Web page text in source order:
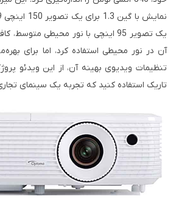
یک تصویر 95 اینچی با نور محیطی
آن در نور محیطی استفاده کرد، اما برای
تنظیمات ویدیوی بهینه آن، از این ویدئو
تاریک استفاده کنید که تجربه یک سینمای